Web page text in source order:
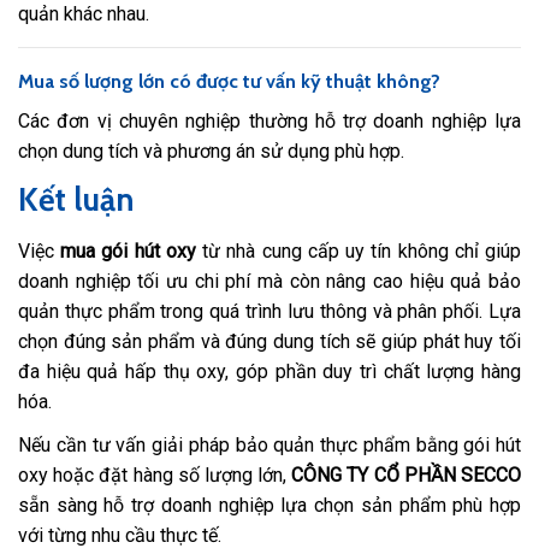
quản khác nhau.
Mua số lượng lớn có được tư vấn kỹ thuật không?
Các đơn vị chuyên nghiệp thường hỗ trợ doanh nghiệp lựa
chọn dung tích và phương án sử dụng phù hợp.
Kết luận
Việcmua gói hút oxytừ nhà cung cấp uy tín không chỉ giúp
doanh nghiệp tối ưu chi phí mà còn nâng cao hiệu quả bảo
quản thực phẩm trong quá trình lưu thông và phân phối. Lựa
chọn đúng sản phẩm và đúng dung tích sẽ giúp phát huy tối
đa hiệu quả hấp thụ oxy, góp phần duy trì chất lượng hàng
hóa.
Nếu cần tư vấn giải pháp bảo quản thực phẩm bằng gói hút
oxy hoặc đặt hàng số lượng lớn,CÔNG TY CỔ PHẦN SECCO
sẵn sàng hỗ trợ doanh nghiệp lựa chọn sản phẩm phù hợp
với từng nhu cầu thực tế.